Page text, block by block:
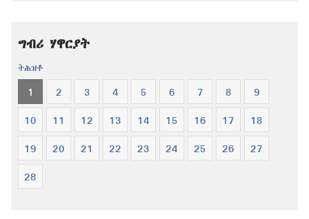
ግብሪ ሃዋርያት
ትሕዝቶ
1 2 3 4 5 6 7 8 9
10 11 12 13 14 15 16 17 18
19 20 21 22 23 24 25 26 27
28